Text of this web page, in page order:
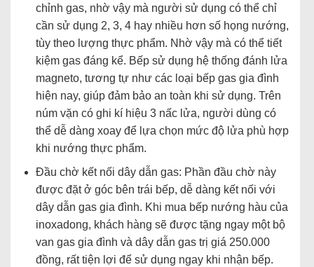
chỉnh gas, nhờ vậy mà người sử dụng có thể chỉ
cần sử dụng 2, 3, 4 hay nhiều hơn số họng nướng,
tùy theo lượng thực phẩm. Nhờ vậy mà có thể tiết
kiệm gas đáng kể. Bếp sử dụng hệ thống đánh lửa
magneto, tương tự như các loại bếp gas gia đình
hiện nay, giúp đảm bảo an toàn khi sử dụng. Trên
núm vặn có ghi kí hiệu 3 nấc lửa, người dùng có
thể dễ dàng xoay để lựa chọn mức độ lửa phù hợp
khi nướng thực phẩm.
Đầu chờ kết nối dây dẫn gas: Phần đầu chờ này
được đặt ở góc bên trái bếp, dễ dàng kết nối với
dây dẫn gas gia đình. Khi mua bếp nướng hàu của
inoxadong, khách hàng sẽ được tặng ngay một bộ
van gas gia đình và dây dẫn gas trị giá 250.000
đồng, rất tiện lợi để sử dụng ngay khi nhận bếp.